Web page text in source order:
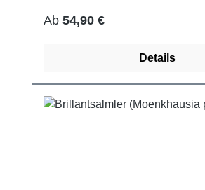
Regulärer Preis:
Ab 54,90 €
Details